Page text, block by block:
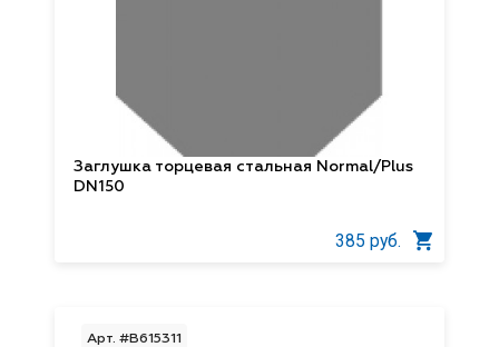
Заглушка торцевая стальная Normal/Plus
DN150
385 руб.
Арт. #B615311